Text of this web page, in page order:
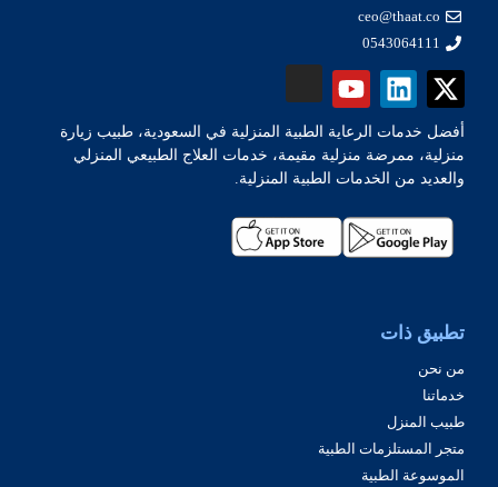
ceo@thaat.co
0543064111
أفضل خدمات الرعاية الطبية المنزلية في السعودية، طبيب زيارة
منزلية، ممرضة منزلية مقيمة، خدمات العلاج الطبيعي المنزلي
والعديد من الخدمات الطبية المنزلية.
تطبيق ذات
من نحن
خدماتنا
طبيب المنزل
متجر المستلزمات الطبية
الموسوعة الطبية